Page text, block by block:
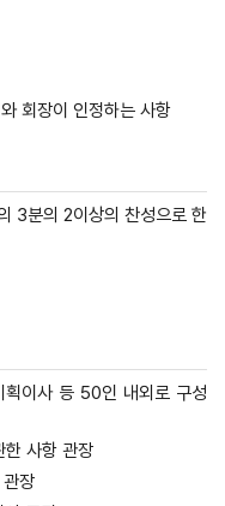
회장이 인정하는 사항
3분의 2이상의 찬성으로 한
이사 등 50인 내외로 구성
한 사항 관장
장